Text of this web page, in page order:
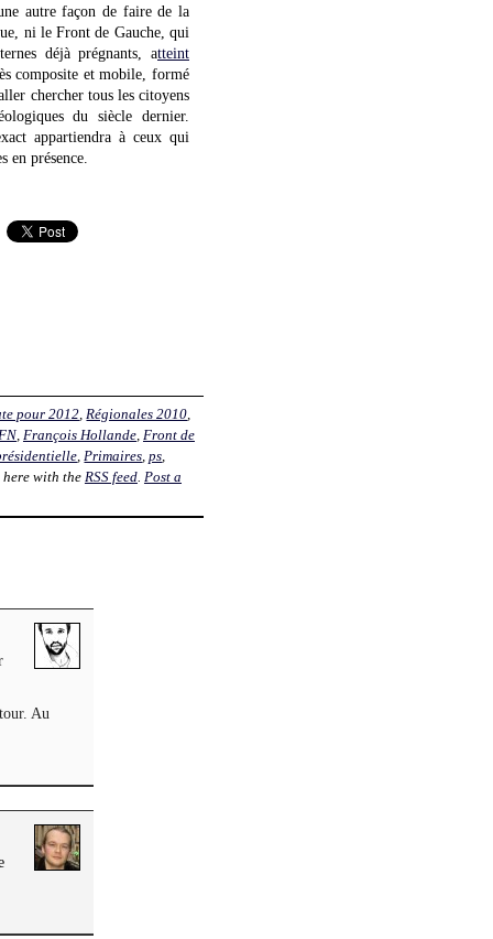
autre façon de faire de la
ni le Front de Gauche, qui
déjà prégnants, atteint
composite et mobile, formé
chercher tous les citoyens
du siècle dernier.
appartiendra à ceux qui
en présence.
pour 2012,Régionales 2010,
, François Hollande, Front de
,Primaires,ps,
here with the RSS feed. Post a
Au